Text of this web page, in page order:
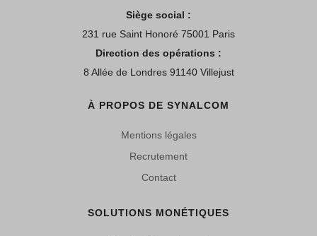
Siège social :
231 rue Saint Honoré 75001 Paris
Direction des opérations :
8 Allée de Londres 91140 Villejust
À PROPOS DE SYNALCOM
Mentions légales
Recrutement
Contact
SOLUTIONS MONÉTIQUES